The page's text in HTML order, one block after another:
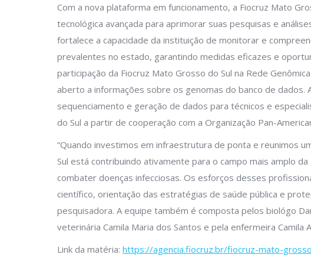
Com a nova plataforma em funcionamento, a Fiocruz Mato
tecnológica avançada para aprimorar suas pesquisas e
fortalece a capacidade da instituição de monitorar e
prevalentes no estado, garantindo medidas eficazes e
participação da Fiocruz Mato Grosso do Sul na Rede
aberto a informações sobre os genomas do banco de dados.
sequenciamento e geração de dados para técnicos e
do Sul a partir de cooperação com a Organização Pan-
“Quando investimos em infraestrutura de ponta e reunimos
Sul está contribuindo ativamente para o campo mais amplo
combater doenças infecciosas. Os esforços desses
científico, orientação das estratégias de saúde pública e
pesquisadora. A equipe também é composta pelos biológo
veterinária Camila Maria dos Santos e pela enfermeira Camila
Link da matéria: https://agencia.fiocruz.br/fiocruz-mato-